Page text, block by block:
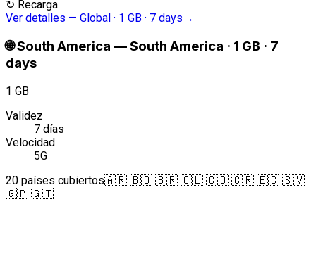
↻ Recarga
Ver detalles — Global · 1 GB · 7 days →
🌐South America —South America · 1 GB · 7
days
1 GB
Validez
7 días
Velocidad
5G
20 países cubiertos🇦🇷 🇧🇴 🇧🇷 🇨🇱 🇨🇴 🇨🇷 🇪🇨 🇸🇻
🇬🇵 🇬🇹